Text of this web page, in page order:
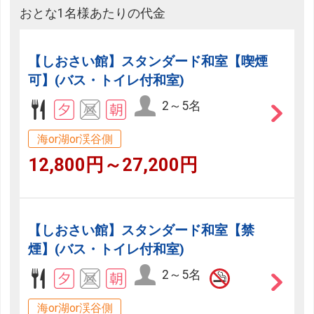
おとな1名様あたりの代金
【しおさい館】スタンダード和室【喫煙
可】(バス・トイレ付和室)
2～5名
海or湖or渓谷側
12,800円～27,200円
【しおさい館】スタンダード和室【禁
煙】(バス・トイレ付和室)
2～5名
海or湖or渓谷側